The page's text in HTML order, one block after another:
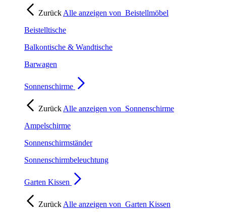
Zurück Alle anzeigen von Beistellmöbel
Beistelltische
Balkontische & Wandtische
Barwagen
Sonnenschirme
Zurück Alle anzeigen von Sonnenschirme
Ampelschirme
Sonnenschirmständer
Sonnenschirmbeleuchtung
Garten Kissen
Zurück Alle anzeigen von Garten Kissen